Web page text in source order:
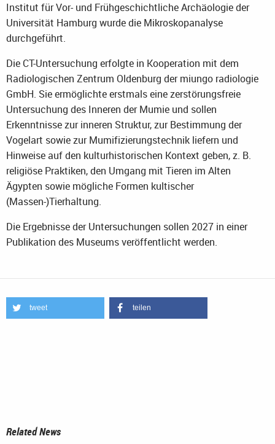
Institut für Vor- und Frühgeschichtliche Archäologie der
Universität Hamburg wurde die Mikroskopanalyse
durchgeführt.
Die CT-Untersuchung erfolgte in Kooperation mit dem
Radiologischen Zentrum Oldenburg der miungo radiologie
GmbH. Sie ermöglichte erstmals eine zerstörungsfreie
Untersuchung des Inneren der Mumie und sollen
Erkenntnisse zur inneren Struktur, zur Bestimmung der
Vogelart sowie zur Mumifizierungstechnik liefern und
Hinweise auf den kulturhistorischen Kontext geben, z. B.
religiöse Praktiken, den Umgang mit Tieren im Alten
Ägypten sowie mögliche Formen kultischer
(Massen-)Tierhaltung.
Die Ergebnisse der Untersuchungen sollen 2027 in einer
Publikation des Museums veröffentlicht werden.
tweet teilen
Related News